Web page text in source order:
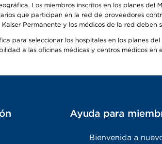
Los miembros inscritos en los planes del
que participan en la red de proveedores
Permanente y los médicos de la red deben
para seleccionar los hospitales en los planes
a las oficinas médicas y centros médicos
Ayuda para
Bienvenida a